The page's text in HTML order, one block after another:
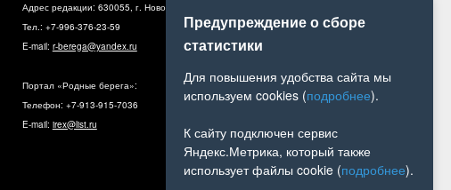
Адрес редакции: 630055, г. Новосибирск, ул. Разъездная, 10, оф. 5
Тел.: +7-996-376-23-59
E-mail: r-berega@yandex.ru
Портал «Родные берега»:
Телефон: +7-913-915-7036
E-mail: irex@list.ru
Предупреждение о сборе
статистики
Для повышения удобства сайта мы
используем cookies (подробнее).
К сайту подключен сервис
Яндекс.Метрика, который также
использует файлы cookie (подробнее).